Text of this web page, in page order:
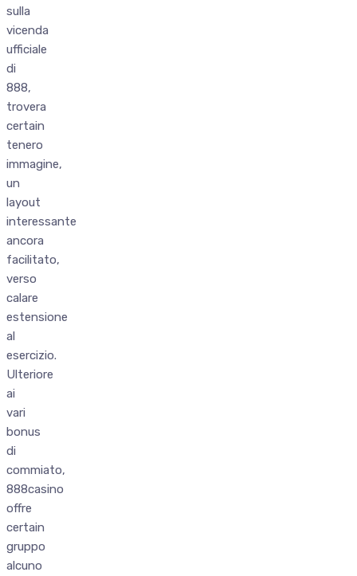
sulla
vicenda
ufficiale
di
888,
trovera
certain
tenero
immagine,
un
layout
interessante
ancora
facilitato,
verso
calare
estensione
al
esercizio.
Ulteriore
ai
vari
bonus
di
commiato,
888casino
offre
certain
gruppo
alcuno